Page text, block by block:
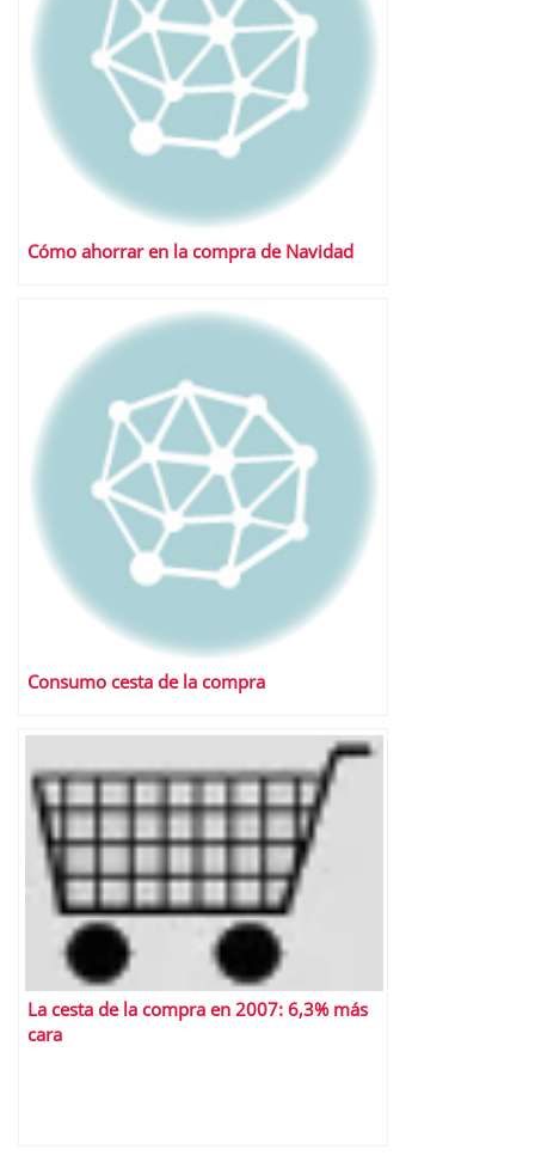
Cómo ahorrar en la compra de Navidad
Consumo cesta de la compra
La cesta de la compra en 2007: 6,3% más
cara